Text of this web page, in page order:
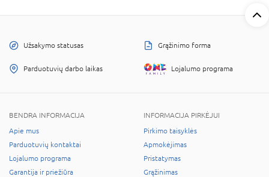
Užsakymo statusas Grąžinimo forma
Parduotuvių darbo laikas Lojalumo programa
BENDRA INFORMACIJA
Apie mus
Parduotuvių kontaktai
Lojalumo programa
Garantija ir priežiūra
INFORMACIJA PIRKĖJUI
Pirkimo taisyklės
Apmokėjimas
Pristatymas
Grąžinimas